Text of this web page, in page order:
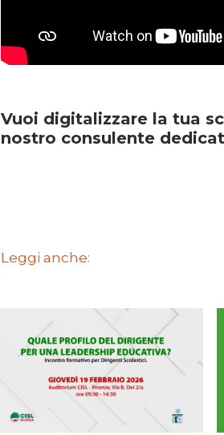
Vuoi digitalizzare la tua
nostro consulente
Leggi anche: